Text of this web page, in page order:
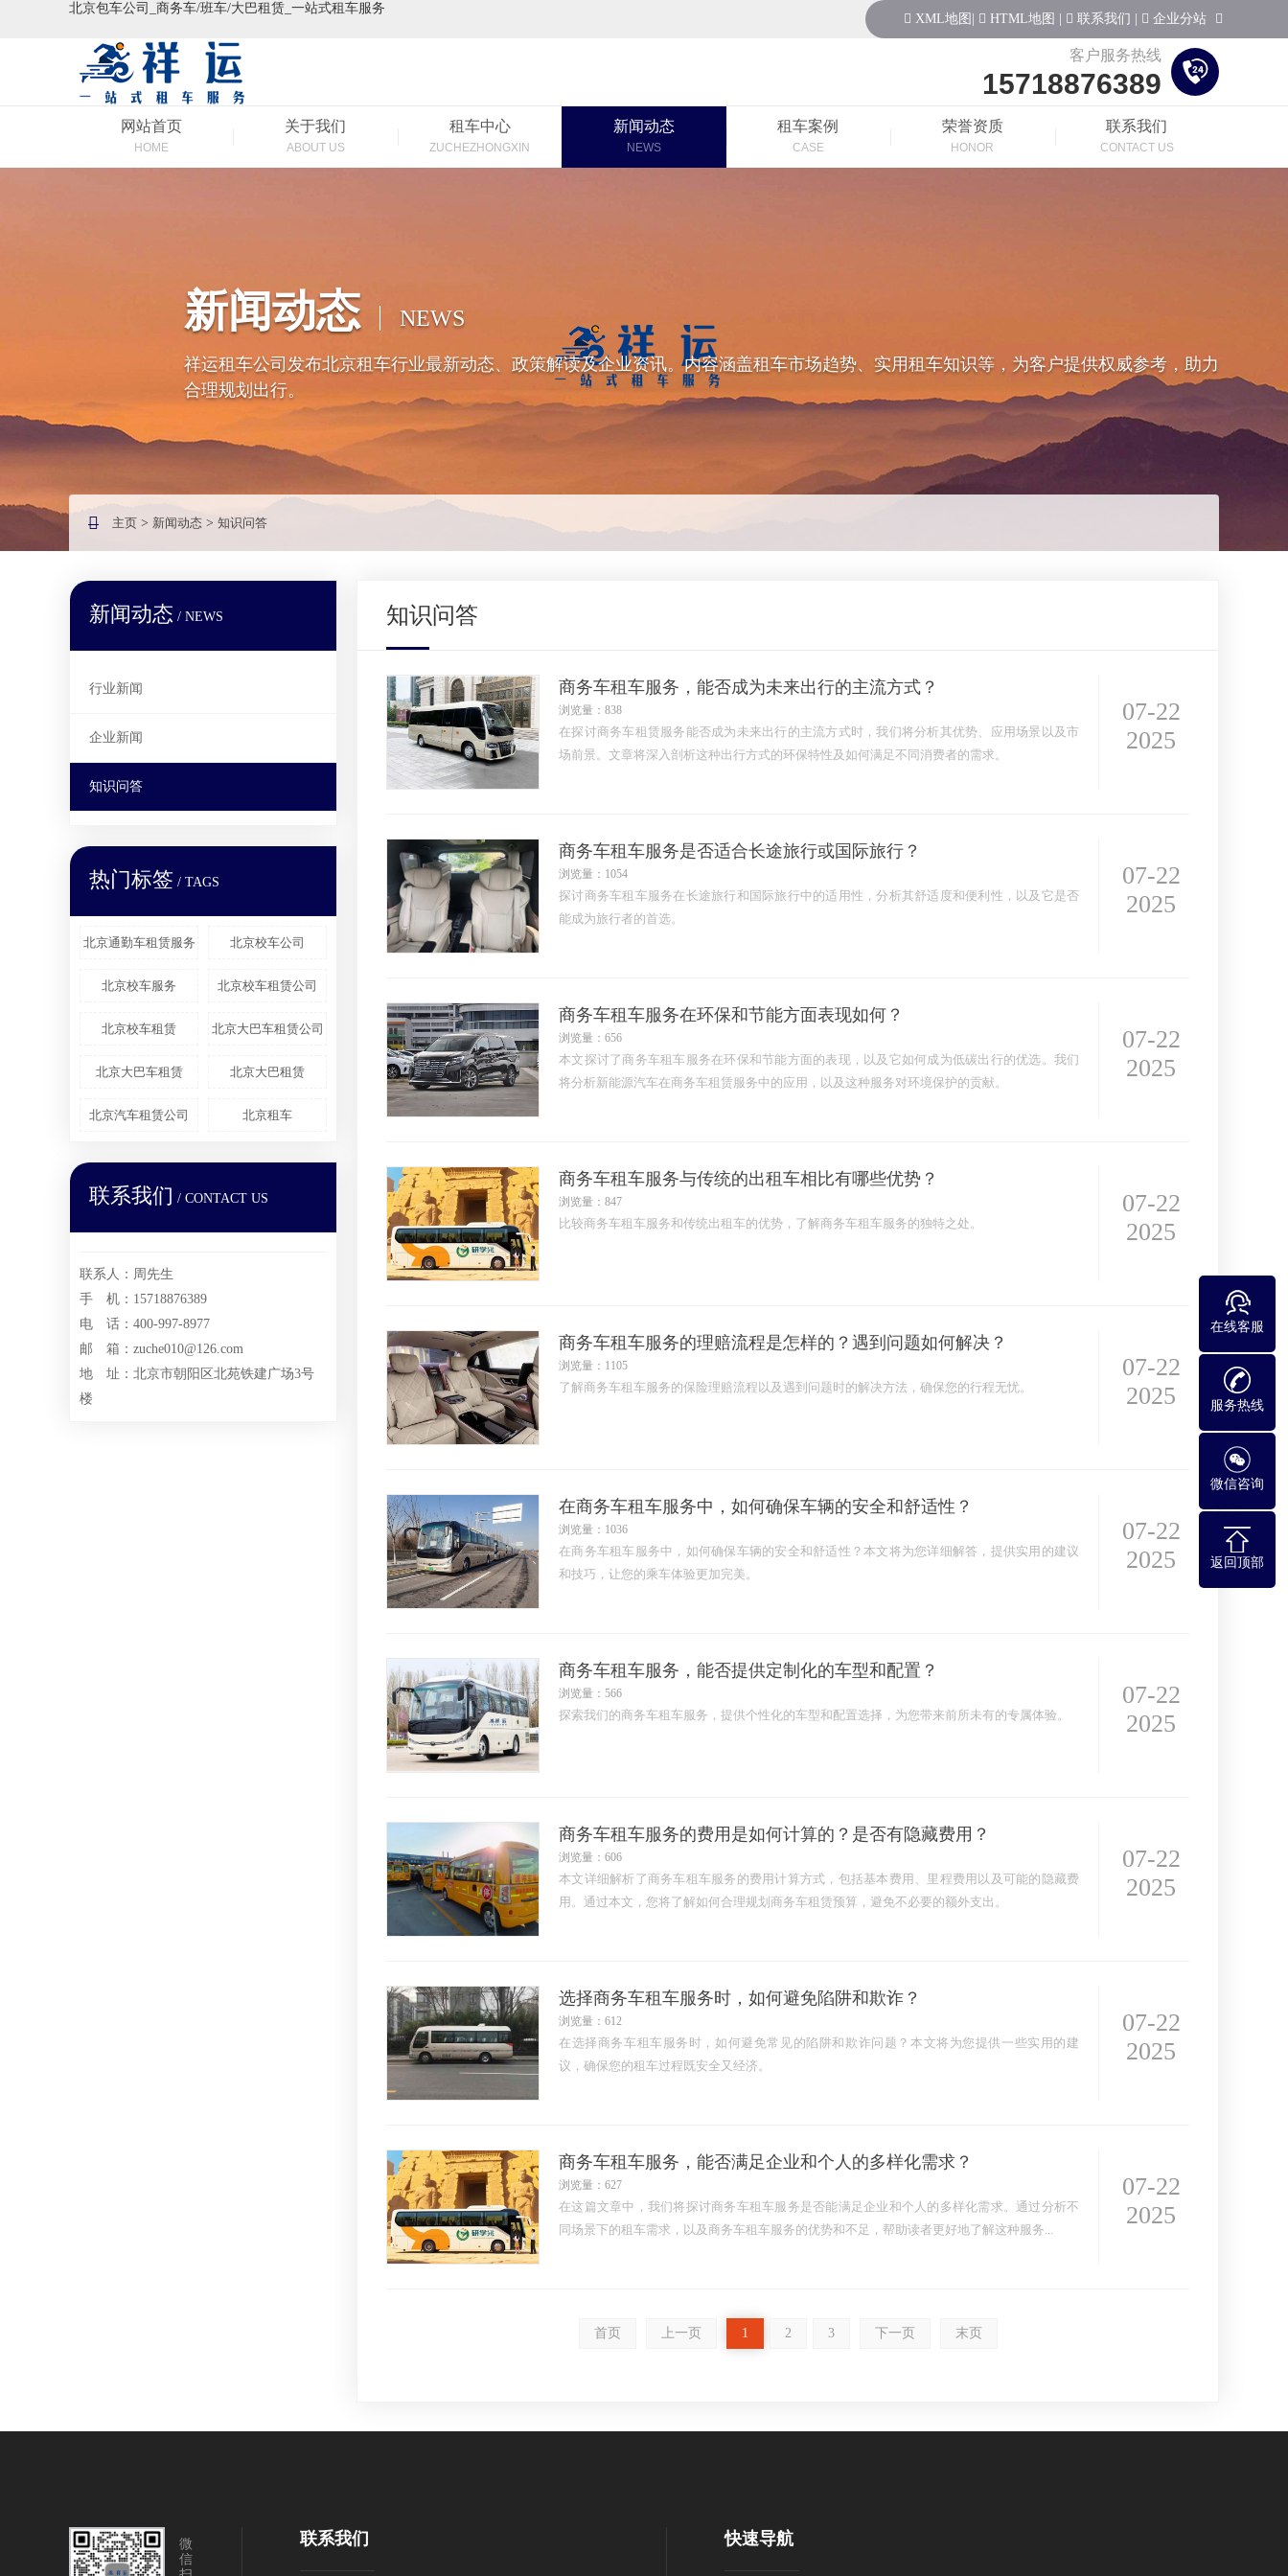
北京包车公司_商务车/班车/大巴租赁_一站式租车服务
XML地图 HTML地图 联系我们 企业分站
客户服务热线
15718876389
网站首页
HOME
关于我们
ABOUT US
租车中心
ZUCHEZHONGXIN
新闻动态
NEWS
租车案例
CASE
荣誉资质
HONOR
联系我们
CONTACT US
新闻动态 NEWS
祥运租车公司发布北京租车行业最新动态、政策解读及企业资讯。内容涵盖租车市场趋势、实用租车知识等，为客户提供权威参考，助力
合理规划出行。
主页 > 新闻动态 > 知识问答
新闻动态 / NEWS
行业新闻
企业新闻
知识问答
热门标签 / TAGS
北京通勤车租赁服务 北京校车公司
北京校车服务 北京校车租赁公司
北京校车租赁 北京大巴车租赁公司
北京大巴车租赁 北京大巴租赁
北京汽车租赁公司 北京租车
联系我们 / CONTACT US
联系人：周先生
手 机：15718876389
电 话：400-997-8977
邮 箱：zuche010@126.com
地 址：北京市朝阳区北苑铁建广场3号
楼
知识问答
商务车租车服务，能否成为未来出行的主流方式？
浏览量：838
在探讨商务车租赁服务能否成为未来出行的主流方式时，我们将分析其优势、应用场景以及市
场前景。文章将深入剖析这种出行方式的环保特性及如何满足不同消费者的需求。
07-22
2025
商务车租车服务是否适合长途旅行或国际旅行？
浏览量：1054
探讨商务车租车服务在长途旅行和国际旅行中的适用性，分析其舒适度和便利性，以及它是否
能成为旅行者的首选。
07-22
2025
商务车租车服务在环保和节能方面表现如何？
浏览量：656
本文探讨了商务车租车服务在环保和节能方面的表现，以及它如何成为低碳出行的优选。我们
将分析新能源汽车在商务车租赁服务中的应用，以及这种服务对环境保护的贡献。
07-22
2025
商务车租车服务与传统的出租车相比有哪些优势？
浏览量：847
比较商务车租车服务和传统出租车的优势，了解商务车租车服务的独特之处。
07-22
2025
商务车租车服务的理赔流程是怎样的？遇到问题如何解决？
浏览量：1105
了解商务车租车服务的保险理赔流程以及遇到问题时的解决方法，确保您的行程无忧。
07-22
2025
在商务车租车服务中，如何确保车辆的安全和舒适性？
浏览量：1036
在商务车租车服务中，如何确保车辆的安全和舒适性？本文将为您详细解答，提供实用的建议
和技巧，让您的乘车体验更加完美。
07-22
2025
商务车租车服务，能否提供定制化的车型和配置？
浏览量：566
探索我们的商务车租车服务，提供个性化的车型和配置选择，为您带来前所未有的专属体验。
07-22
2025
商务车租车服务的费用是如何计算的？是否有隐藏费用？
浏览量：606
本文详细解析了商务车租车服务的费用计算方式，包括基本费用、里程费用以及可能的隐藏费
用。通过本文，您将了解如何合理规划商务车租赁预算，避免不必要的额外支出。
07-22
2025
选择商务车租车服务时，如何避免陷阱和欺诈？
浏览量：612
在选择商务车租车服务时，如何避免常见的陷阱和欺诈问题？本文将为您提供一些实用的建
议，确保您的租车过程既安全又经济。
07-22
2025
商务车租车服务，能否满足企业和个人的多样化需求？
浏览量：627
在这篇文章中，我们将探讨商务车租车服务是否能满足企业和个人的多样化需求。通过分析不
同场景下的租车需求，以及商务车租车服务的优势和不足，帮助读者更好地了解这种服务...
07-22
2025
首页 上一页 1 2 3 下一页 末页
微
信
联系我们 快速导航
在线客服
服务热线
微信咨询
返回顶部
AI客服助手